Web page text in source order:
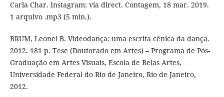
Carla Char. Instagram: via direct. Contagem, 18 mar. 2019.
1 arquivo .mp3 (5 min.).
BRUM, Leonel B. Videodança: uma escrita cênica da dança.
2012. 181 p. Tese (Doutorado em Artes) – Programa de Pós-
Graduação em Artes Visuais, Escola de Belas Artes,
Universidade Federal do Rio de Janeiro, Rio de Janeiro,
2012.